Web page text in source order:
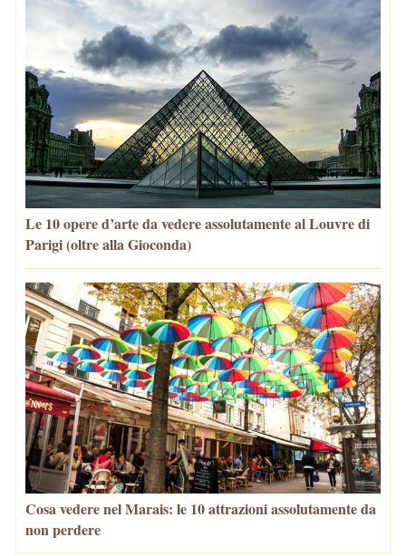
Le 10 opere d’arte da vedere assolutamente al Louvre di
Parigi (oltre alla Gioconda)
Cosa vedere nel Marais: le 10 attrazioni assolutamente da
non perdere